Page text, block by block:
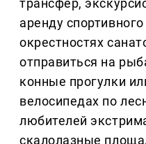
трансфер,
аренду
окрестностях
отправиться на
конные прогулки
велосипедах по
любителей
скалолазные